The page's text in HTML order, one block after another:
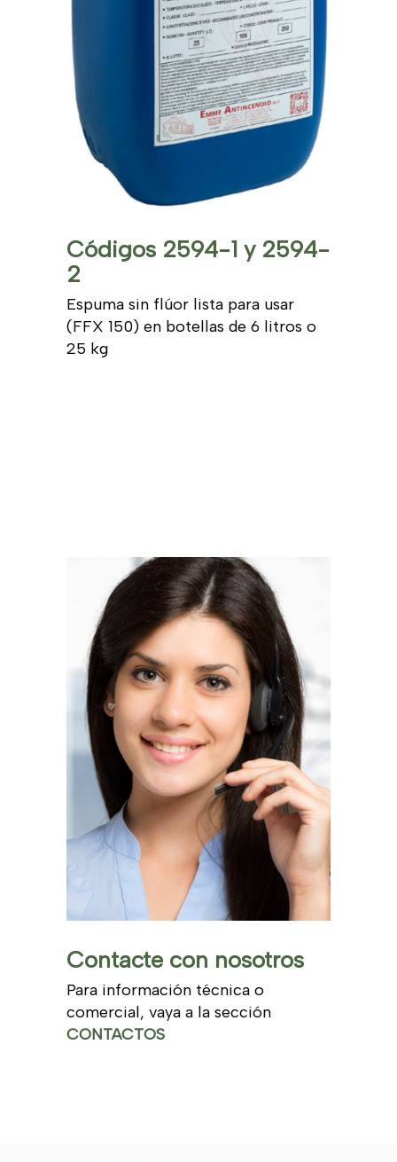
Códigos 2594-1 y 2594-
2
Espuma sin flúor lista para usar
(FFX 150) en botellas de 6 litros o
25 kg
Contacte con nosotros
Para información técnica o
comercial, vaya a la sección
CONTACTOS